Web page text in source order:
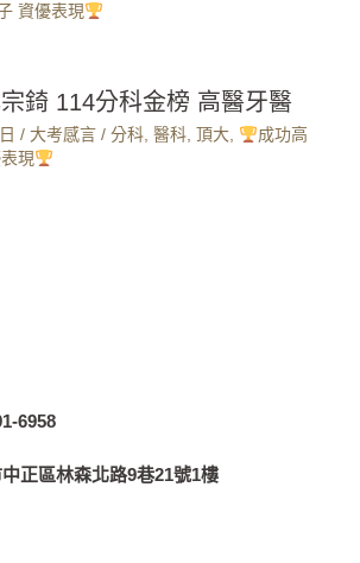
資優表現
錡 114分科金榜 高醫牙醫
/ 大考感言 / 分科, 醫科, 頂大,
成功高
現
6958
正區林森北路9巷21號1樓